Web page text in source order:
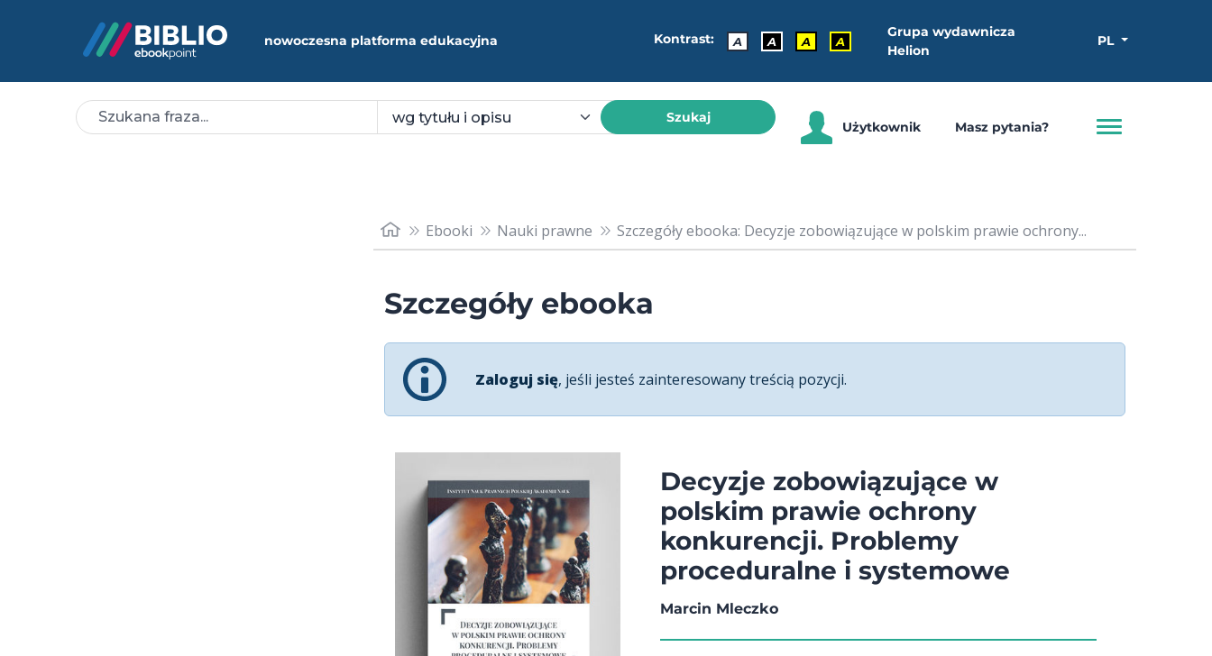
nowoczesna platforma edukacyjna Kontrast: A A A A
Grupa wydawnicza
Helion
PL
Szukaj
Użytkownik Masz pytania?
Ebooki Nauki prawne Szczegóły ebooka: Decyzje zobowiązujące w polskim prawie ochrony...
Szczegóły ebooka
Zaloguj się, jeśli jesteś zainteresowany treścią pozycji.
Decyzje zobowiązujące w
polskim prawie ochrony
konkurencji. Problemy
proceduralne i systemowe
Marcin Mleczko